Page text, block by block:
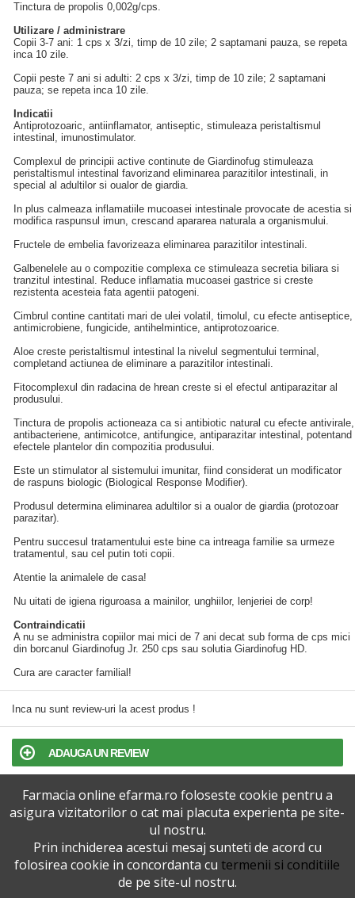
Tinctura de propolis 0,002g/cps.
Utilizare / administrare
Copii 3-7 ani: 1 cps x 3/zi, timp de 10 zile; 2 saptamani pauza, se repeta
inca 10 zile.
Copii peste 7 ani si adulti: 2 cps x 3/zi, timp de 10 zile; 2 saptamani
pauza; se repeta inca 10 zile.
Indicatii
Antiprotozoaric, antiinflamator, antiseptic, stimuleaza peristaltismul
intestinal, imunostimulator.
Complexul de principii active continute de Giardinofug stimuleaza
peristaltismul intestinal favorizand eliminarea parazitilor intestinali, in
special al adultilor si oualor de giardia.
In plus calmeaza inflamatiile mucoasei intestinale provocate de acestia si
modifica raspunsul imun, crescand apararea naturala a organismului.
Fructele de embelia favorizeaza eliminarea parazitilor intestinali.
Galbenelele au o compozitie complexa ce stimuleaza secretia biliara si
tranzitul intestinal. Reduce inflamatia mucoasei gastrice si creste
rezistenta acesteia fata agentii patogeni.
Cimbrul contine cantitati mari de ulei volatil, timolul, cu efecte antiseptice,
antimicrobiene, fungicide, antihelmintice, antiprotozoarice.
Aloe creste peristaltismul intestinal la nivelul segmentului terminal,
completand actiunea de eliminare a parazitilor intestinali.
Fitocomplexul din radacina de hrean creste si el efectul antiparazitar al
produsului.
Tinctura de propolis actioneaza ca si antibiotic natural cu efecte antivirale,
antibacteriene, antimicotce, antifungice, antiparazitar intestinal, potentand
efectele plantelor din compozitia produsului.
Este un stimulator al sistemului imunitar, fiind considerat un modificator
de raspuns biologic (Biological Response Modifier).
Produsul determina eliminarea adultilor si a oualor de giardia (protozoar
parazitar).
Pentru succesul tratamentului este bine ca intreaga familie sa urmeze
tratamentul, sau cel putin toti copii.
Atentie la animalele de casa!
Nu uitati de igiena riguroasa a mainilor, unghiilor, lenjeriei de corp!
Contraindicatii
A nu se administra copiilor mai mici de 7 ani decat sub forma de cps mici
din borcanul Giardinofug Jr. 250 cps sau solutia Giardinofug HD.
Cura are caracter familial!
Inca nu sunt review-uri la acest produs !
ADAUGA UN REVIEW
TERMENI SI CONDITII
POLITICA DE CONFIDENTIALITATE
VERSIUNEA DESKTOP
Farmacia online efarma.ro foloseste cookie pentru a
asigura vizitatorilor o cat mai placuta experienta pe site-
ul nostru.
Prin inchiderea acestui mesaj sunteti de acord cu
folosirea cookie in concordanta cu termenii si conditiile
de pe site-ul nostru.